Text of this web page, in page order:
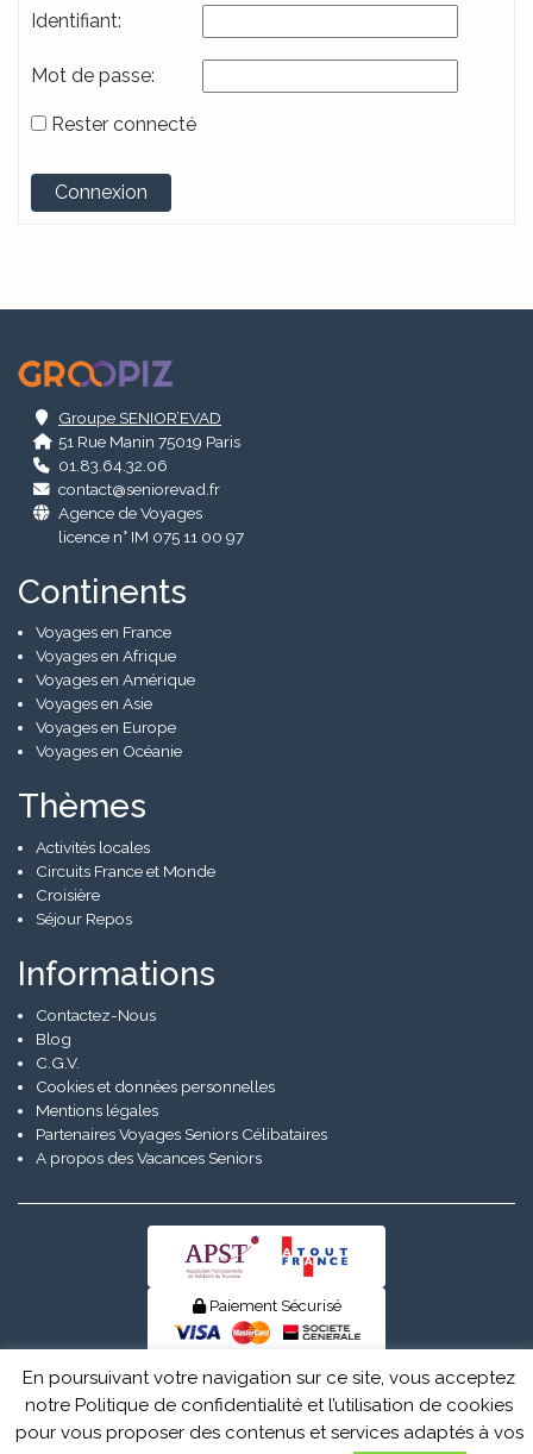
Identifiant:
Mot de passe:
Rester connecté
Alternative:
Connexion
Groupe SENIOR’EVAD
51 Rue Manin 75019 Paris
01.83.64.32.06
contact@seniorevad.fr
Agence de Voyages
licence n° IM 075 11 00 97
Continents
Voyages en France
Voyages en Afrique
Voyages en Amérique
Voyages en Asie
Voyages en Europe
Voyages en Océanie
Thèmes
Activités locales
Circuits France et Monde
Croisière
Séjour Repos
Informations
Contactez-Nous
Blog
C.G.V.
Cookies et données personnelles
Mentions légales
Partenaires Voyages Seniors Célibataires
A propos des Vacances Seniors
Paiement Sécurisé
© Senior Evad 2026
En poursuivant votre navigation sur ce site, vous acceptez
notre Politique de confidentialité et l’utilisation de cookies
pour vous proposer des contenus et services adaptés à vos